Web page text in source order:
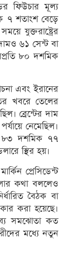
ফিউচার মূল্য
৭ শতাংশ বেড়ে
যুক্তরাষ্ট্রের
৬১ সেন্ট বা
৮০ দশমিক
এবং ইরানের
খবরে তেলের
ব্রেন্টের দাম
নেমেছিল।
৮৩ দশমিক ৭৭
স্থির হয়।
প্রেসিডেন্ট
কথা বললেও
বৈঠক বা
করা হয়েছে।
সমঝোতা কত
মধ্যে নতুন